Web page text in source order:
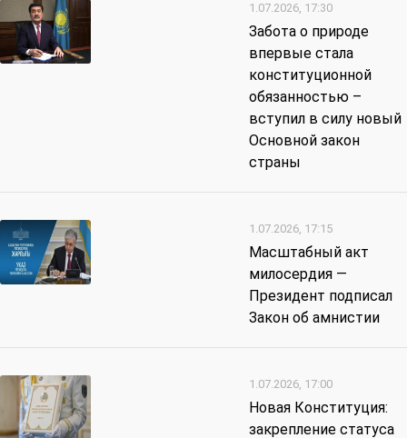
1.07.2026, 17:30
Забота о природе
впервые стала
конституционной
обязанностью –
вступил в силу новый
Основной закон
страны
1.07.2026, 17:15
Масштабный акт
милосердия —
Президент подписал
Закон об амнистии
1.07.2026, 17:00
Новая Конституция:
закрепление статуса